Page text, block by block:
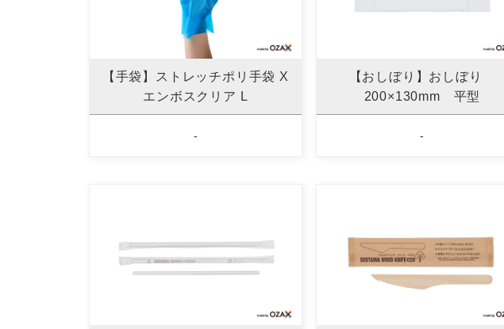
【手袋】ストレッチポリ手袋 X
エンボスクリア L
-
【おしぼり】おしぼり
200×130mm 平型
-